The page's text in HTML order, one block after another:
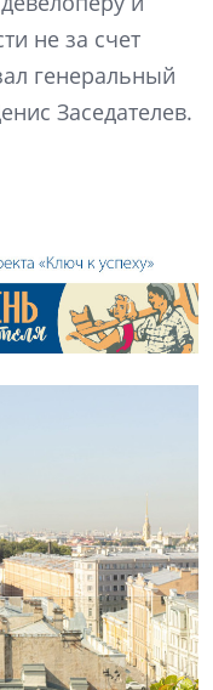
не за счет
генеральный
Заседателев.